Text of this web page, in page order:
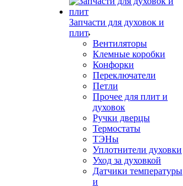
Запчасти для духовок и
плит
Вентиляторы
Клемные коробки
Конфорки
Переключатели
Петли
Прочее для плит и
духовок
Ручки дверцы
Термостаты
ТЭНы
Уплотнители духовки
Уход за духовкой
Датчики температуры
и